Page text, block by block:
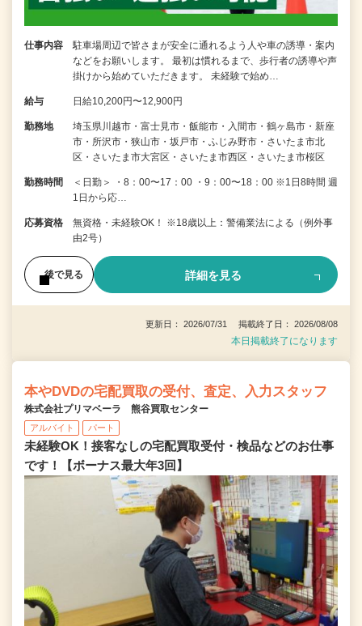
仕事内容
駐車場周辺で皆さまが安全に通れるよう人や車の誘導・案内
などをお願いします。 最初は慣れるまで、歩行者の誘導や声
掛けから始めていただきます。 未経験で始め…
給与 日給10,200円〜12,900円
勤務地
埼玉県川越市・富士見市・飯能市・入間市・鶴ヶ島市・新座
市・所沢市・狭山市・坂戸市・ふじみ野市・さいたま市北
区・さいたま市大宮区・さいたま市西区・さいたま市桜区
勤務時間
＜日勤＞ ・8：00〜17：00 ・9：00〜18：00 ※1日8時間 週
1日から応…
応募資格
無資格・未経験OK！ ※18歳以上：警備業法による（例外事
由2号）
後で見る 詳細を見る
更新日： 2026/07/31 掲載終了日： 2026/08/08
本日掲載終了になります
本やDVDの宅配買取の受付、査定、入力スタッフ
株式会社プリマベーラ 熊谷買取センター
アルバイト パート
未経験OK！接客なしの宅配買取受付・検品などのお仕事
です！【ボーナス最大年3回】